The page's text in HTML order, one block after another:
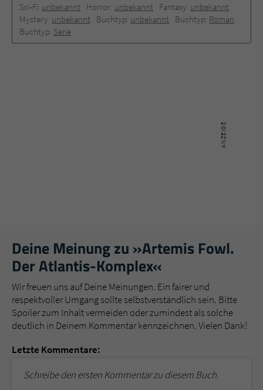
Sci-Fi: unbekannt Horror: unbekannt Fantasy: unbekannt
Mystery: unbekannt Buchtyp: unbekannt Buchtyp: Roman
Buchtyp: Serie
Deine Meinung zu »Artemis Fowl.
Der Atlantis-Komplex«
Wir freuen uns auf Deine Meinungen. Ein fairer und
respektvoller Umgang sollte selbstverständlich sein. Bitte
Spoiler zum Inhalt vermeiden oder zumindest als solche
deutlich in Deinem Kommentar kennzeichnen. Vielen Dank!
Letzte Kommentare:
Schreibe den ersten Kommentar zu diesem Buch.